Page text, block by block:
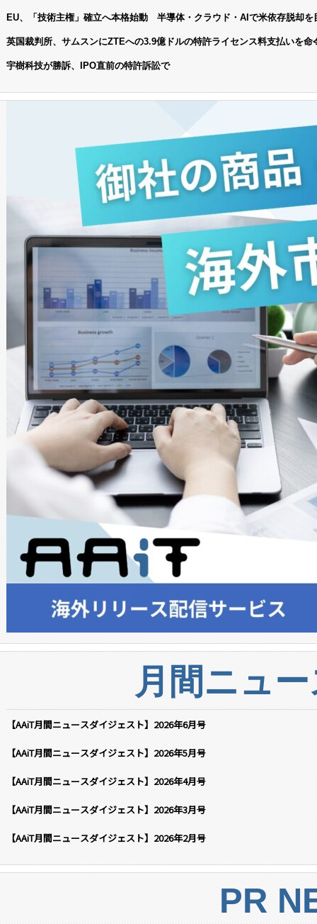
EU、「技術主権」確立へ本格始動 半導体・クラウド・AIで米依存脱却を
英国裁判所、サムスンにZTEへの3.9億ドルの特許ライセンス料支払いを命
宇樹科技が勝訴、IPO直前の特許訴訟で
月間ニュ
【AAiT月間ニュースダイジェスト】2026年6月号
【AAiT月間ニュースダイジェスト】2026年5月号
【AAiT月間ニュースダイジェスト】2026年4月号
【AAiT月間ニュースダイジェスト】2026年3月号
【AAiT月間ニュースダイジェスト】2026年2月号
PR